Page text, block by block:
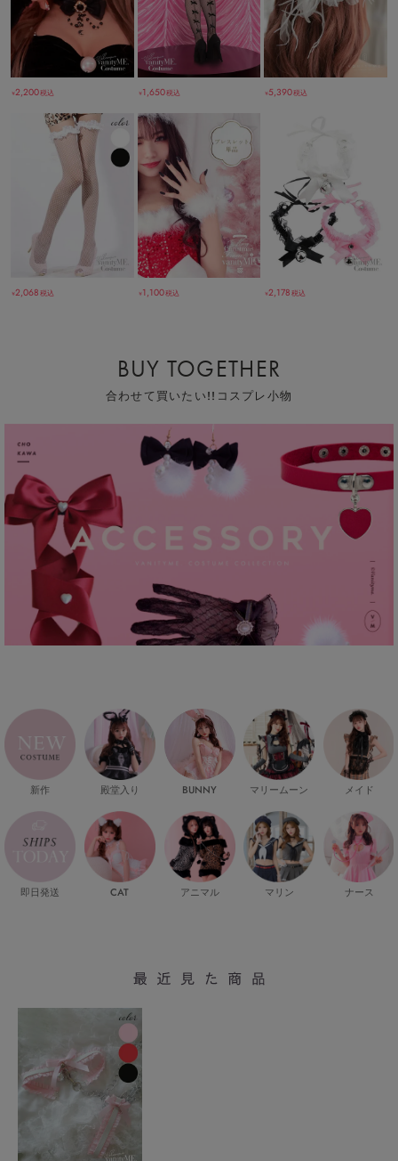
￥2,200税込 ￥1,650税込 ￥5,390税込
￥2,068税込 ￥1,100税込 ￥2,178 税込
BUY TOGETHER
合わせて買いたい!!コスプレ小物
新作
即日発送
殿堂入り
CAT
BUNNY
アニマル
マリームーン
マリン
メイド
ナース